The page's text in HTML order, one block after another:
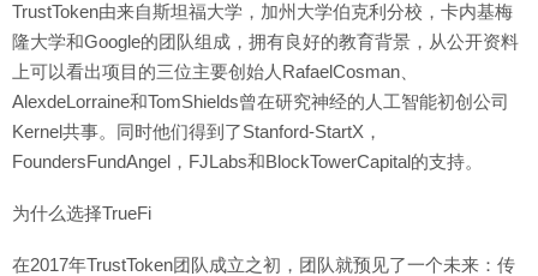
TrustToken由来自斯坦福大学，加州大学伯克利分校，卡内基梅
隆大学和Google的团队组成，拥有良好的教育背景，从公开资料
上可以看出项目的三位主要创始人RafaelCosman、
AlexdeLorraine和TomShields曾在研究神经的人工智能初创公司
Kernel共事。同时他们得到了Stanford-StartX，
FoundersFundAngel，FJLabs和BlockTowerCapital的支持。
为什么选择TrueFi
在2017年TrustToken团队成立之初，团队就预见了一个未来：传